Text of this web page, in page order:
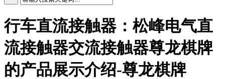
行车直流接触器：松峰电气直
流接触器交流接触器尊龙棋牌
的产品展示介绍-尊龙棋牌